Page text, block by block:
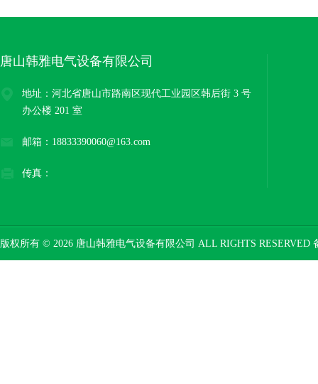
唐山韩雅电气设备有限公司
地址：河北省唐山市路南区现代工业园区韩后街 3 号
办公楼 201 室
邮箱：18833390060@163.com
传真：
版权所有 © 2026 唐山韩雅电气设备有限公司 ALL RIGHTS RESERVED